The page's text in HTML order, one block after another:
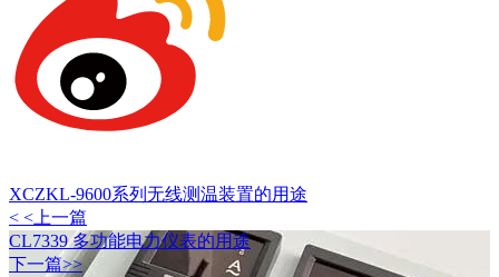
XCZKL-9600系列无线测温装置的用途
< <上一篇
CL7339 多功能电力仪表的用途
下一篇>>